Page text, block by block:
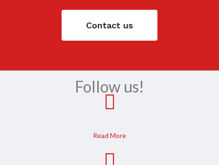
Contact us
Follow us!
Read More